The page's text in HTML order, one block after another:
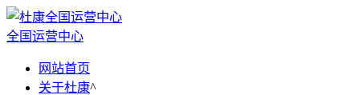
全国运营中心
网站首页
关于杜康^